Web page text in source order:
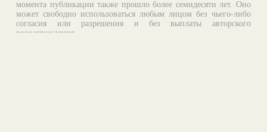
момента публикации также прошло более семидесяти лет. Оно
может свободно использоваться любым лицом без чьего-либо
согласия или разрешения и без выплаты авторского
вознаграждения.